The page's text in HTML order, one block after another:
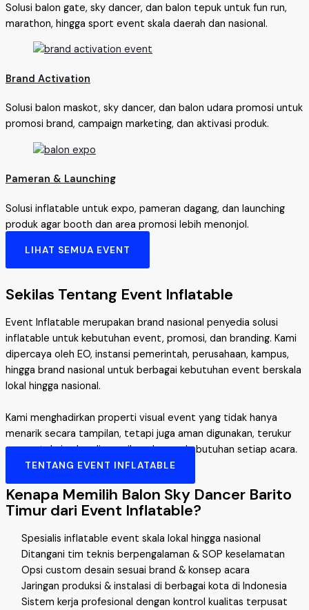
Solusi balon gate, sky dancer, dan balon tepuk untuk fun run,
marathon, hingga sport event skala daerah dan nasional.
Brand Activation
Solusi balon maskot, sky dancer, dan balon udara promosi untuk
promosi brand, campaign marketing, dan aktivasi produk.
Pameran & Launching
Solusi inflatable untuk expo, pameran dagang, dan launching
produk agar booth dan area promosi lebih menonjol.
LIHAT SEMUA EVENT
Sekilas Tentang Event Inflatable
Event Inflatable merupakan brand nasional penyedia solusi
inflatable untuk kebutuhan event, promosi, dan branding. Kami
dipercaya oleh EO, instansi pemerintah, perusahaan, kampus,
hingga brand nasional untuk berbagai kebutuhan event berskala
lokal hingga nasional.
Kami menghadirkan properti visual event yang tidak hanya
menarik secara tampilan, tetapi juga aman digunakan, terukur
secara teknis, dan disesuaikan dengan kebutuhan setiap acara.
TENTANG EVENT INFLATABLE
Kenapa Memilih Balon Sky Dancer Barito
Timur dari Event Inflatable?
Spesialis inflatable event skala lokal hingga nasional
Ditangani tim teknis berpengalaman & SOP keselamatan
Opsi custom desain sesuai brand & konsep acara
Jaringan produksi & instalasi di berbagai kota di Indonesia
Sistem kerja profesional dengan kontrol kualitas terpusat